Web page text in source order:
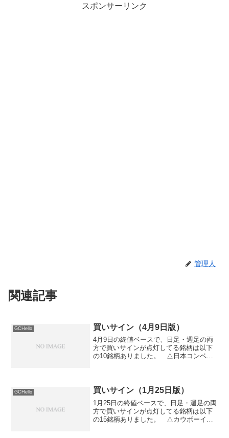
スポンサーリンク
管理人
関連記事
GCHello 買いサイン（4月9日版）
4月9日の終値ベースで、日足・週足の両
方で買いサインが点灯してる銘柄は以下
の10銘柄ありました。 △日本コンベヤ
化...
GCHello 買いサイン（1月25日版）
1月25日の終値ベースで、日足・週足の両
方で買いサインが点灯してる銘柄は以下
の15銘柄ありました。 △カウボーイ